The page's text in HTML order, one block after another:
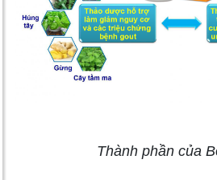
Thành phần của